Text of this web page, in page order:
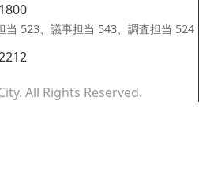
当 523、議事担当 543、調査担当 524
All Rights Reserved.